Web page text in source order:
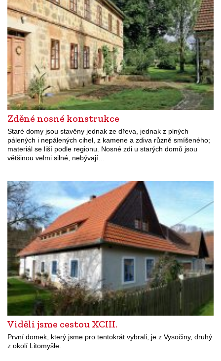
Zděné nosné konstrukce
Staré domy jsou stavěny jednak ze dřeva, jednak z plných
pálených i nepálených cihel, z kamene a zdiva různě smíšeného;
materiál se liší podle regionu. Nosné zdi u starých domů jsou
většinou velmi silné, nebývají…
Viděli jsme cestou XCIII.
První domek, který jsme pro tentokrát vybrali, je z Vysočiny, druhý
z okolí Litomyšle.